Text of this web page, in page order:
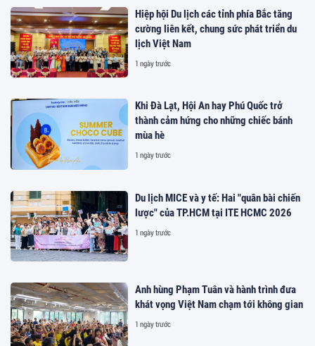
Hiệp hội Du lịch các tỉnh phía Bắc tăng
cường liên kết, chung sức phát triển du
lịch Việt Nam
1 ngày trước
Khi Đà Lạt, Hội An hay Phú Quốc trở
thành cảm hứng cho những chiếc bánh
mùa hè
1 ngày trước
Du lịch MICE và y tế: Hai "quân bài chiến
lược" của TP.HCM tại ITE HCMC 2026
1 ngày trước
Anh hùng Phạm Tuân và hành trình đưa
khát vọng Việt Nam chạm tới không gian
1 ngày trước